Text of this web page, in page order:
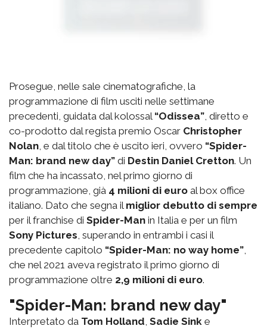
Prosegue, nelle sale cinematografiche, la
programmazione di film usciti nelle settimane
precedenti, guidata dal kolossal “Odissea” , diretto e
co-prodotto dal regista premio Oscar Christopher
Nolan , e dal titolo che è uscito ieri, ovvero “Spider-
Man: brand new day” di Destin Daniel Cretton. Un
film che ha incassato, nel primo giorno di
programmazione, già 4 milioni di euro al box office
italiano. Dato che segna il miglior debutto di sempre
per il franchise di Spider-Man in Italia e per un film
Sony Pictures , superando in entrambi i casi il
precedente capitolo “Spider-Man: no way home”
che nel 2021 aveva registrato il primo giorno di
programmazione oltre 2,9 milioni di euro.
"Spider-Man: brand new day"
Interpretato da Tom Holland Sadie Sink e